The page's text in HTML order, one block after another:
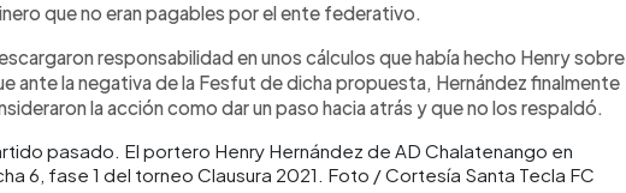
que no eran pagables por el ente federativo.
responsabilidad en unos cálculos que había hecho Henry sobre
ante la negativa de la Fesfut de dicha propuesta, Hernández finalmente
la acción como dar un paso hacia atrás y que no los respaldó.
pasado. El portero Henry Hernández de AD Chalatenango en
6, fase 1 del torneo Clausura 2021. Foto / Cortesía Santa Tecla FC